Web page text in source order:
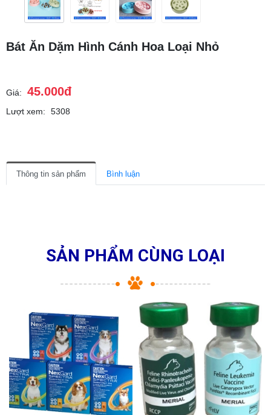
Bát Ăn Dặm Hình Cánh Hoa Loại Nhỏ
Giá: 45.000đ
Lượt xem: 5308
Thông tin sản phẩm Bình luận
SẢN PHẨM CÙNG LOẠI